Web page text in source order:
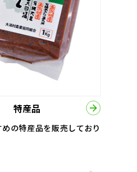
特産品
の特産品を販売しており